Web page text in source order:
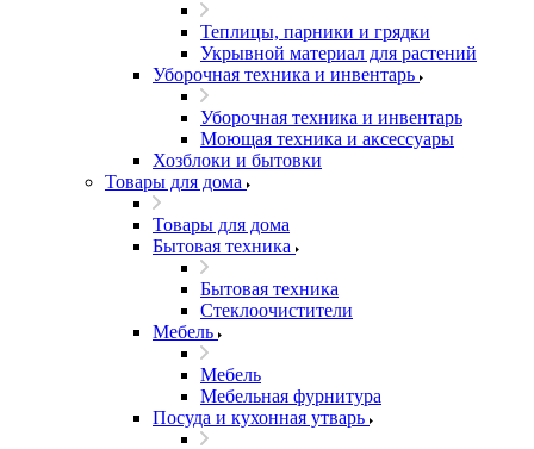
Теплицы, парники и грядки
Укрывной материал для растений
Уборочная техника и инвентарь
Уборочная техника и инвентарь
Моющая техника и аксессуары
Хозблоки и бытовки
Товары для дома
Товары для дома
Бытовая техника
Бытовая техника
Стеклоочистители
Мебель
Мебель
Мебельная фурнитура
Посуда и кухонная утварь